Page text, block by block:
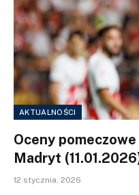
AKTUALNOŚCI
Oceny
Madryt
12 stycznia, 2026